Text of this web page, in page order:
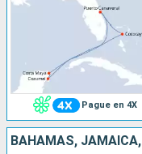
Pague en 4X